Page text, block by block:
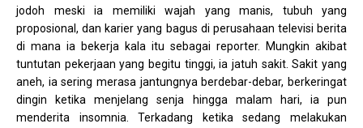
jodoh meski ia memiliki wajah yang manis, tubuh yang
proposional, dan karier yang bagus di perusahaan televisi berita
di mana ia bekerja kala itu sebagai reporter. Mungkin akibat
tuntutan pekerjaan yang begitu tinggi, ia jatuh sakit. Sakit yang
aneh, ia sering merasa jantungnya berdebar-debar, berkeringat
dingin ketika menjelang senja hingga malam hari, ia pun
menderita insomnia. Terkadang ketika sedang melakukan